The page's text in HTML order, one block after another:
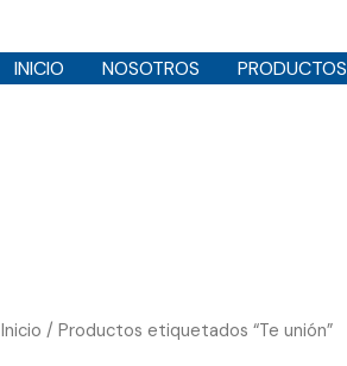
INICIO NOSOTROS PRODUCTOS
Inicio / Productos etiquetados “Te unión”